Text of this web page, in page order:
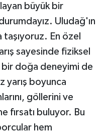
büyük bir
Uludağ'ın
En özel
sayesinde fiziksel
bir doğa deneyimi de
yarış boyunca
göllerini ve
fırsatı buluyor. Bu
hem